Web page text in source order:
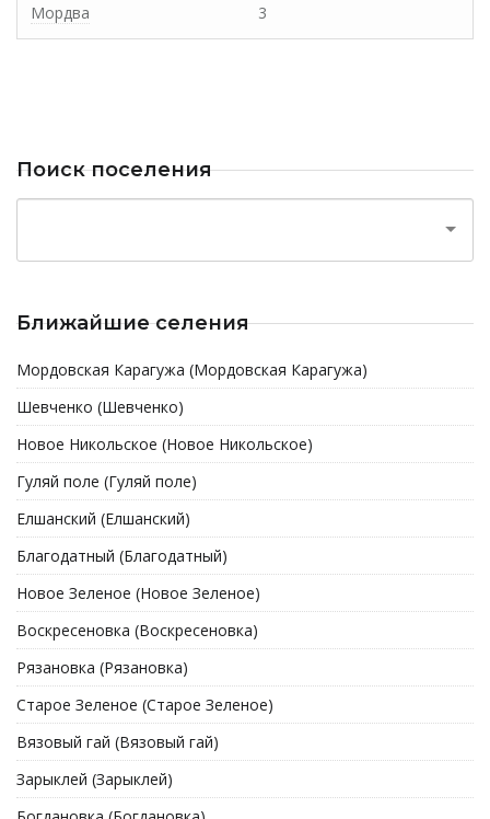
Мордва 3
Поиск поселения
Ближайшие селения
Мордовская Карагужа (Мордовская Карагужа)
Шевченко (Шевченко)
Новое Никольское (Новое Никольское)
Гуляй поле (Гуляй поле)
Елшанский (Елшанский)
Благодатный (Благодатный)
Новое Зеленое (Новое Зеленое)
Воскресеновка (Воскресеновка)
Рязановка (Рязановка)
Старое Зеленое (Старое Зеленое)
Вязовый гай (Вязовый гай)
Зарыклей (Зарыклей)